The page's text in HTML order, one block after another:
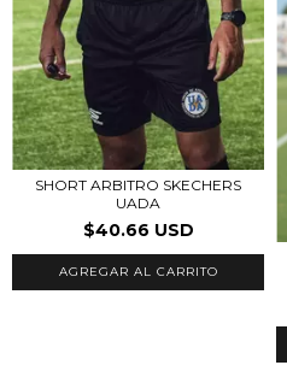
SHORT ARBITRO SKECHERS
UADA
$40.66 USD
AGREGAR AL CARRITO